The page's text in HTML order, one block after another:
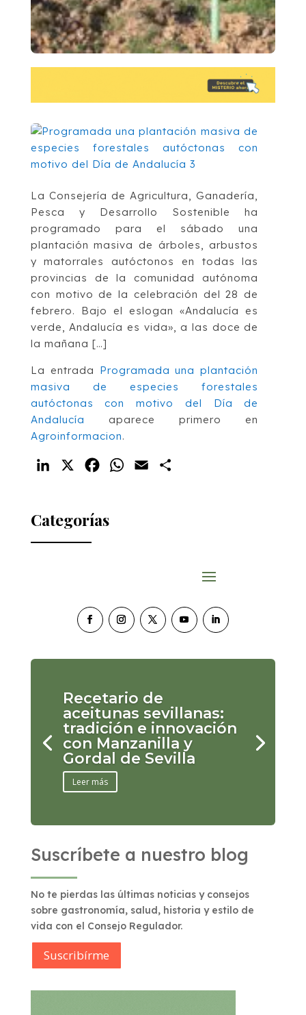
La Consejería de Agricultura, Ganadería,
Pesca y Desarrollo Sostenible ha
programado para el sábado una
plantación masiva de árboles, arbustos
y matorrales autóctonos en todas las
provincias de la comunidad autónoma
con motivo de la celebración del 28 de
febrero. Bajo el eslogan «Andalucía es
verde, Andalucía es vida», a las doce de
la mañana […]
La entrada Programada una plantación
masiva de especies forestales
autóctonas con motivo del Día de
Andalucía aparece primero en
Agroinformacion.
LinkedIn FacebookWhatsApp
Email
Categorías
Recetario de
aceitunas sevillanas:
tradición e innovación
con Manzanilla y
Gordal de Sevilla
Leer más
Suscríbete a nuestro blog
No te pierdas las últimas noticias y consejos
sobre gastronomía, salud, historia y estilo de
vida con el Consejo Regulador.
Suscribírme